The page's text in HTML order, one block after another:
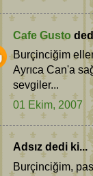
Cafe Gusto
Burçinciğim
Ayrıca Can'a
sevgiler...
01 Ekim, 2007
Adsız dedi ki...
Burçinciğim,